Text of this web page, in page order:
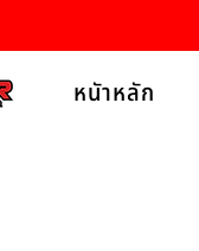
หนัาหลัก